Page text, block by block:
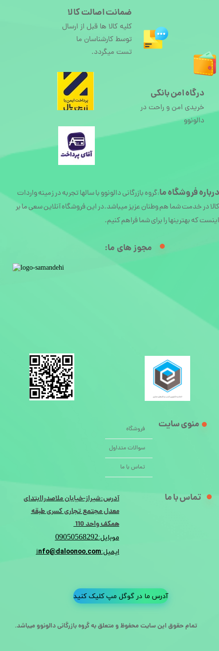
تمام حقوق این سایت محفوظ و متعلق به گروه بازرگانی دالونوو میباشد.
دربارهفروشگاه ما:گروه بازرگانی دالونوو با سالها تجربه در زمینه واردات
کالا در خدمت شما هم وطنان عزیز میباشد.در این فروشگاه آنلاین سعی ما بر
اینست که بهترینها را برای شما فراهم کنیم.
فروشگاه
سوالات متداول
تماس با ما
منوی سایت
تماس با ما
آدرس:شیراز-خیابان ملاصدراابتدای
معدل مجتمع تجاری کسری طبقه
همکف واحد 110
موبایل:09050568292
ایمیل:info@daloonoo.com
درگاه امن بانکی
خریدی امن و راحت در
دالونوو
ضمانت اصالت کالا
کلیه کالا ها قبل از ارسال
توسط کارشناسان ما
تست میگردد.
مجوز های ما:​
آدرس ما در گوگل مپ کلیک کنید